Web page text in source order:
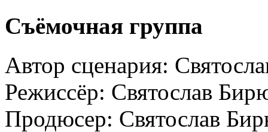
Съёмочная группа
Автор сценария:
Режиссёр: Святослав
Продюсер: Святослав